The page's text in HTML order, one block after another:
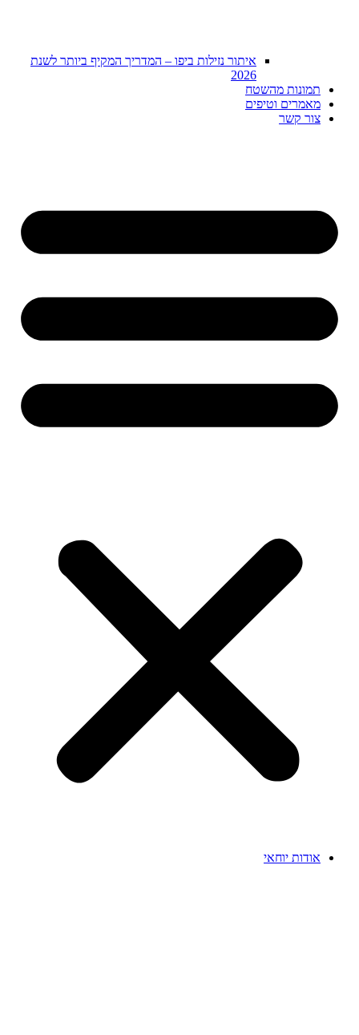
איתור נזילות ביפו – המדריך המקיף ביותר לשנת
2026
תמונות מהשטח
מאמרים וטיפים
צור קשר
אודות יוחאי